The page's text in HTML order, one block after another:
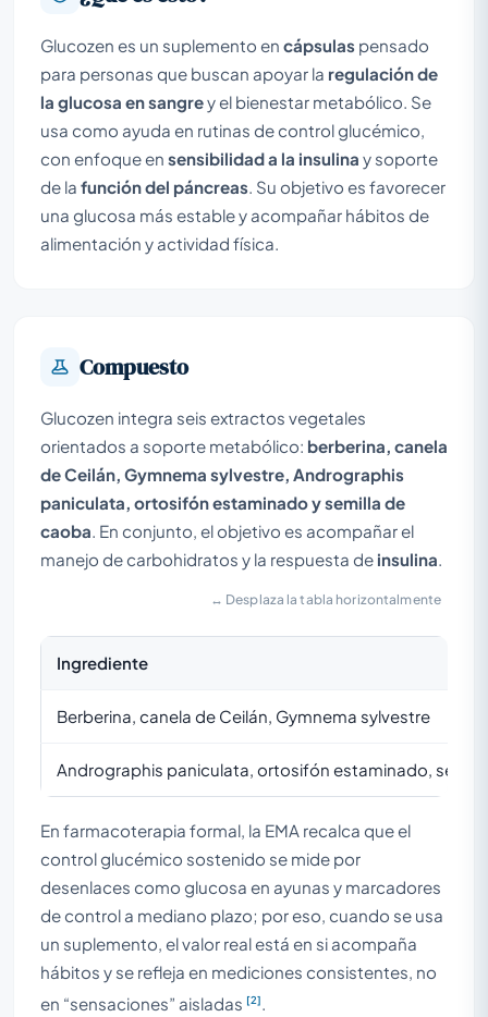
Glucozen es un suplemento en cápsulas pensado
para personas que buscan apoyar la regulación de
la glucosa en sangrey el bienestar metabólico. Se
usa como ayuda en rutinas de control glucémico,
con enfoque en sensibilidad a la insulina y soporte
de la función del páncreas . Su objetivo es favorecer
una glucosa más estable y acompañar hábitos de
alimentación y actividad física.
Compuesto
Glucozen integra seis extractos vegetales
orientados a soporte metabólico: berberina, canela
de Ceilán, Gymnema sylvestre, Andrographis
paniculata, ortosifón estaminado y semilla de
caoba . En conjunto, el objetivo es acompañar el
manejo de carbohidratos y la respuesta de insulina
↔ Desplaza la tabla horizontalmente
Ingrediente
Berberina, canela de Ceilán, Gymnema sylvestre
Andrographis paniculata, ortosifón estaminado,
En farmacoterapia formal, la EMA recalca que el
control glucémico sostenido se mide por
desenlaces como glucosa en ayunas y marcadores
de control a mediano plazo; por eso, cuando se usa
un suplemento, el valor real está en si acompaña
hábitos y se refleja en mediciones consistentes, no
en “sensaciones” aisladas [2]